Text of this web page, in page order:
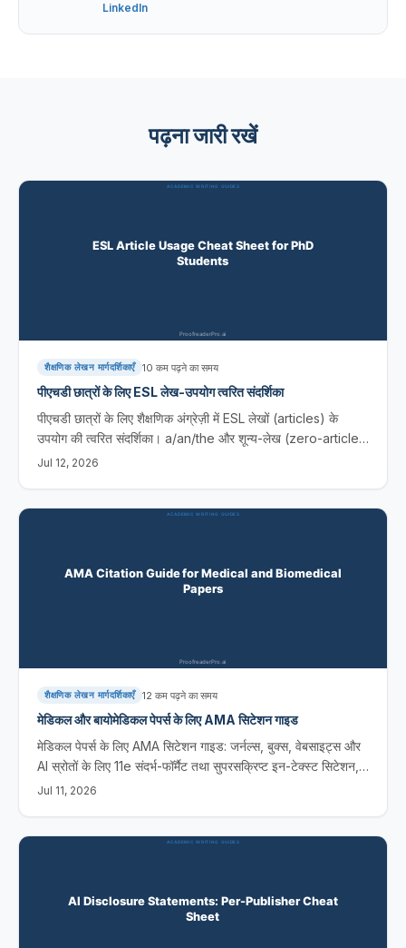
LinkedIn
पढ़ना जारी रखें
शैक्षणिक लेखन मार्गदर्शिकाएँ 10 कम पढ़ने का समय
पीएचडी छात्रों के लिए ESL लेख-उपयोग त्वरित संदर्शिका
पीएचडी छात्रों के लिए शैक्षणिक अंग्रेज़ी में ESL लेखों (articles) के
उपयोग की त्वरित संदर्शिका। a/an/the और शून्य-लेख (zero-article)
के नियमों में महारत हासिल करें, आम गलतियों से बचें, और उन्हें AI टूल्स की
Jul 12, 2026
शैक्षणिक लेखन मार्गदर्शिकाएँ 12 कम पढ़ने का समय
मेडिकल और बायोमेडिकल पेपर्स के लिए AMA सिटेशन गाइड
मेडिकल पेपर्स के लिए AMA सिटेशन गाइड: जर्नल्स, बुक्स, वेबसाइट्स और
AI स्रोतों के लिए 11e संदर्भ-फॉर्मैट तथा सुपरसक्रिप्ट इन-टेक्स्ट सिटेशन,
टेम्पलेट्स सहित।
Jul 11, 2026